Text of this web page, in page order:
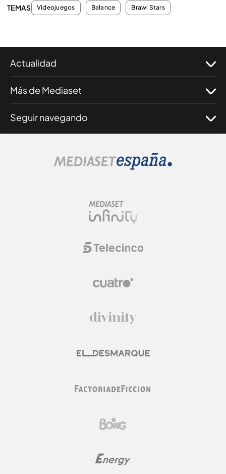
TEMAS Videojuegos Balance Brawl Stars
Actualidad
Más de Mediaset
Seguir navegando